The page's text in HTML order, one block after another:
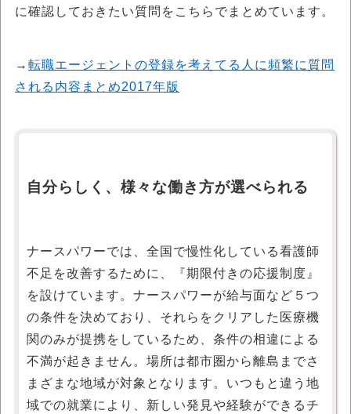
に確認しておきたい質問をこちらでまとめています。
→ 転職エージェントの登録を考えてる人に頻繁に質問
される内容まとめ2017年版
自分らしく、様々な働き方が選べられる
ナースパワーでは、全国で慢性化している看護師
不足を改善するために、『期限付きの応援制度』
を設けています。ナースパワーが給与面など５つ
の条件を決めており、それらをクリアした医療機
関のみが提携をしているため、条件の相違による
不満が起きません。場所は都市圏から離島までさ
まざまな地域が対象となります。いつもと違う地
域での就業により、新しい発見や経験ができるチ